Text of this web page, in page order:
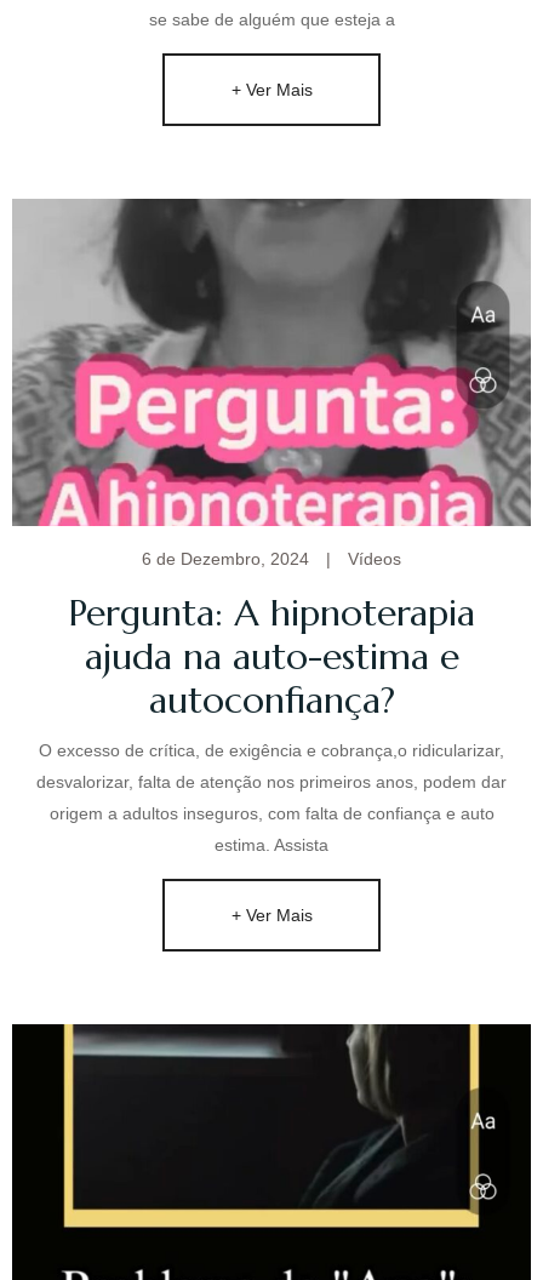
se sabe de alguém que esteja a
+ Ver Mais
6 de Dezembro, 2024 | Vídeos
Pergunta: A hipnoterapia
ajuda na auto-estima e
autoconfiança?
O excesso de crítica, de exigência e cobrança,o ridicularizar,
desvalorizar, falta de atenção nos primeiros anos, podem dar
origem a adultos inseguros, com falta de confiança e auto
estima. Assista
+ Ver Mais